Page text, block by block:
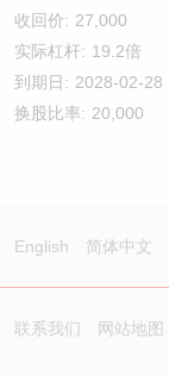
收回价: 27,000
实际杠杆: 19.2倍
到期日: 2028-02-28
换股比率: 20,000
English 简体中文
联系我们 网站地图